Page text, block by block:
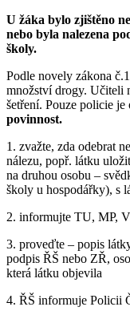
U žáka bylo zjištěno
nebo byla nalezena
školy.
Podle novely zákona
množství drogy. Učiteli
šetření. Pouze policie je
povinnost.
1. zvažte, zda odebrat
nálezu, popř. látku
na druhou osobu –
školy u hospodářky), s
2. informujte TU, MP,
3. proveďte – popis
podpis ŘŠ nebo ZŘ,
která látku objevila
4. ŘŠ informuje Policii